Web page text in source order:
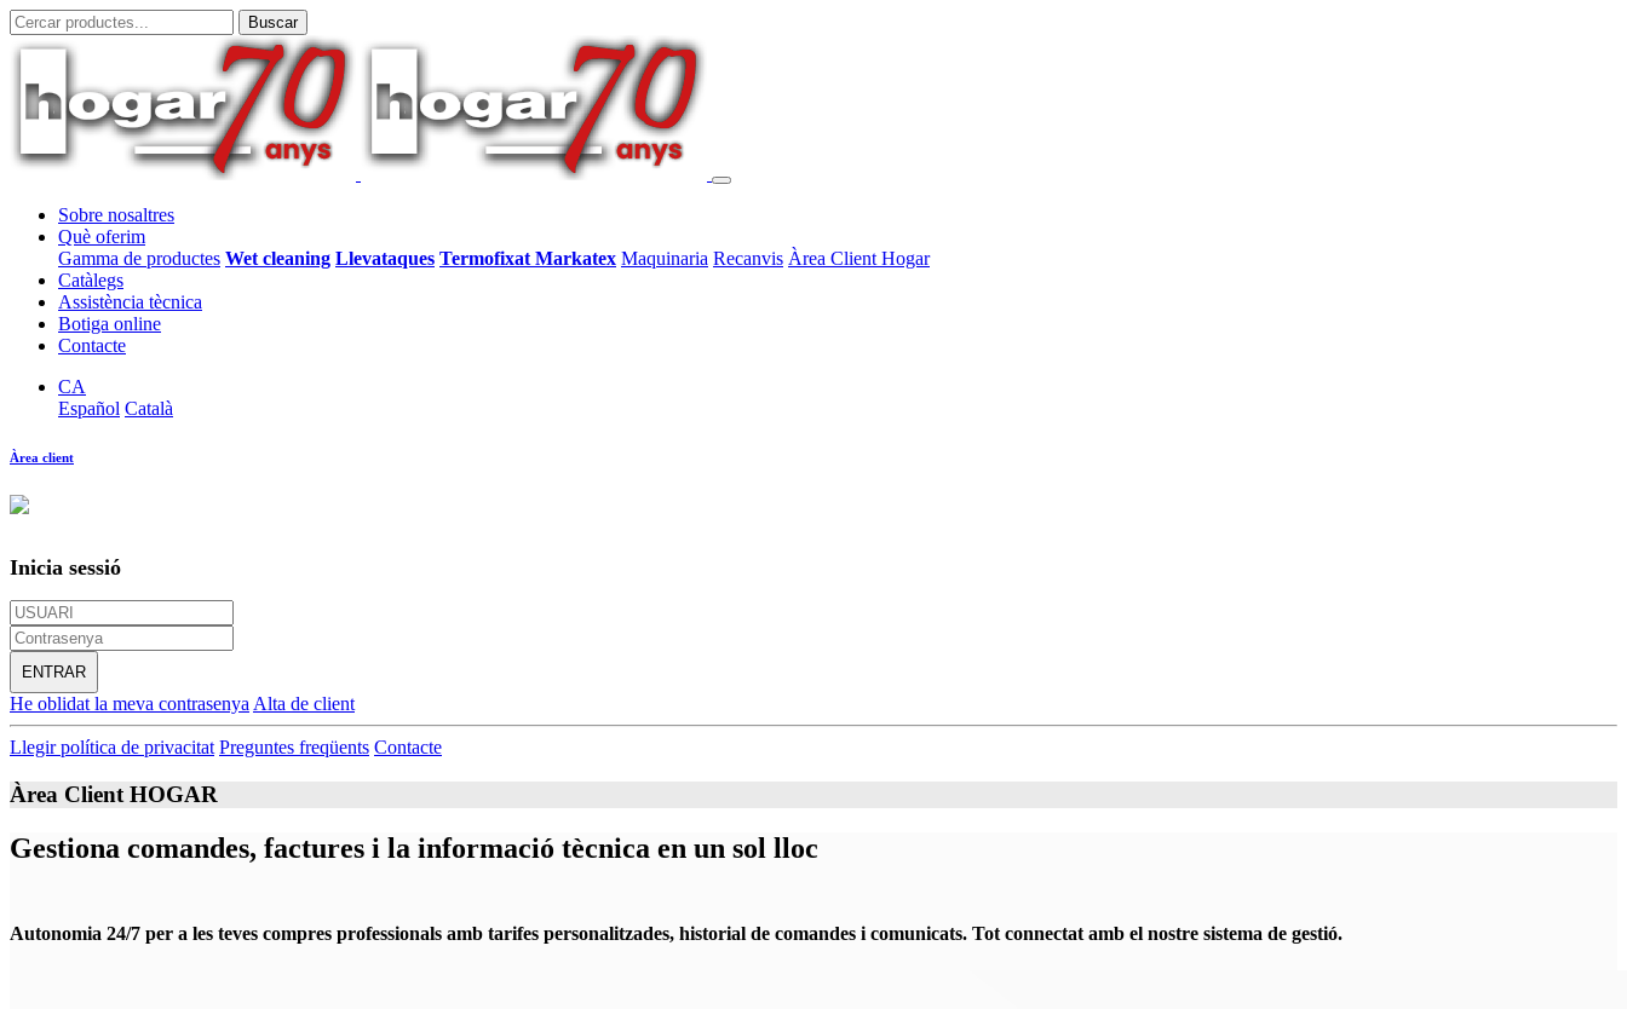
Sobre nosaltres
Què oferim
Gamma de productes Wet cleaning Llevataques Termofixat Markatex Maquinaria Recanvis Àrea Client Hogar
Catàlegs
Assistència tècnica
Botiga online
Contacte
CA
Español Català
Àrea client
Inicia sessió
ENTRAR
He oblidat la meva contrasenya Alta de client
Llegir política de privacitat Preguntes freqüents Contacte
Àrea Client HOGAR
Gestiona comandes, factures i la informació tècnica en un sol lloc
Autonomia 24/7 per a les teves compres professionals amb tarifes personalitzades, historial de comandes i comunicats. Tot connectat amb el nostre sistema de gestió.